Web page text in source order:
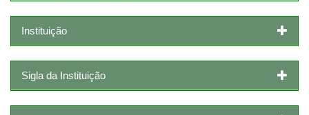
Instituição
Sigla da Instituição